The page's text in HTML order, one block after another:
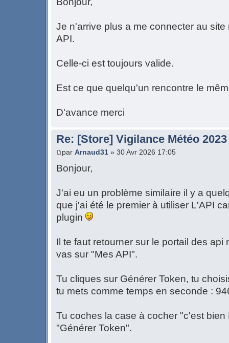
Je n'arrive plus a me connecter au
API.
Celle-ci est toujours valide.
Est ce que quelqu'un rencontre le
D'avance merci
Re: [Store] Vigilance Météo 2023
par Arnaud31 » 30 Avr 2026 17:05
Bonjour,
J'ai eu un problème similaire il y a
que j'ai été le premier à utiliser L'API
plugin
Il te faut retourner sur le portail des api
vas sur "Mes API".
Tu cliques sur Générer Token, tu
tu mets comme temps en seconde :
Tu coches la case à cocher "c'est bien
"Générer Token".